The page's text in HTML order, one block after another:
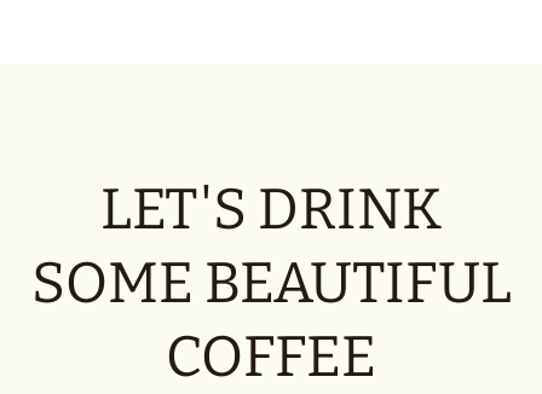
LET'S DRINK
SOME BEAUTIFUL
COFFEE